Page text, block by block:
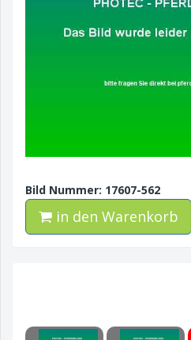
Bild Nummer: 17607-562
in den Warenkorb